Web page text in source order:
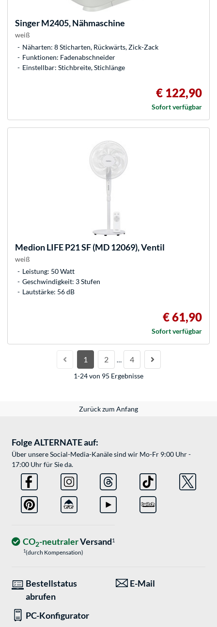
SingerM2405, Nähmaschine
weiß
Näharten: 8 Sticharten, Rückwärts, Zick-Zack
Funktionen: Fadenabschneider
Einstellbar: Stichbreite, Stichlänge
€ 122,90
Sofort verfügbar
MedionLIFE P21 SF (MD 12069), Ventil
weiß
Leistung: 50 Watt
Geschwindigkeit: 3 Stufen
Lautstärke: 56 dB
€ 61,90
Sofort verfügbar
1 2 … 4
1-24 von 95 Ergebnisse
Zurück zum Anfang
Folge ALTERNATE auf:
Über unsere Social-Media-Kanäle sind wir Mo-Fr 9:00 Uhr -
17:00 Uhr für Sie da.
CO2-neutralerVersand1
1(durch Kompensation)
Bestellstatus
abrufen
E-Mail
PC-Konfigurator